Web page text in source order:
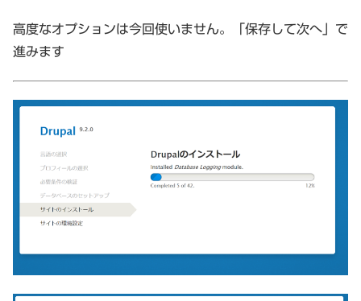
高度なオプションは今回使いません。「保存して次へ」で
進みます